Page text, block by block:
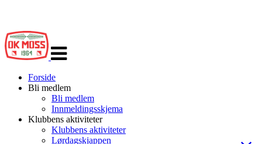
navigasjon
Forside
Bli medlem
Bli medlem
Innmeldingsskjema
Klubbens aktiviteter
Klubbens aktiviteter
Lørdagskjappen